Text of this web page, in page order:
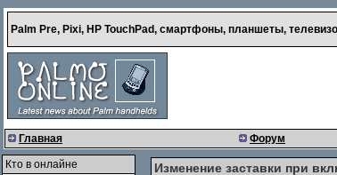
Palm Pre, Pixi, HP TouchPad, смартфоны, планшеты,
Главная Форум
Кто в онлайне
Изменение заставки при